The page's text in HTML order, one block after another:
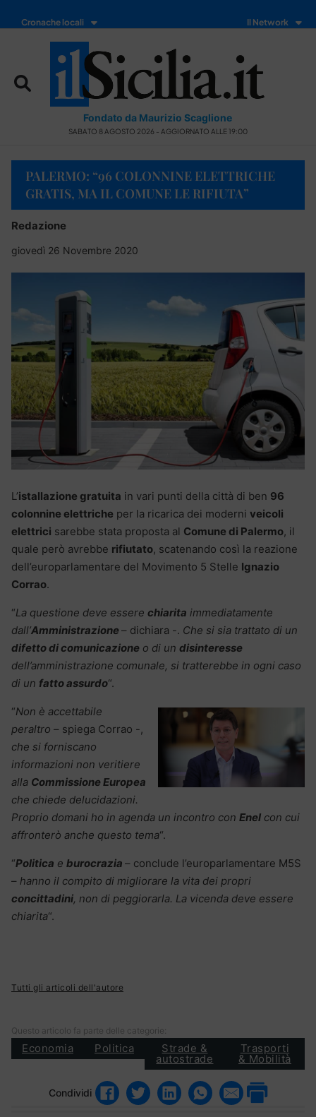
Cronache locali Il Network
Fondato da Maurizio Scaglione
SABATO 8 AGOSTO 2026 - AGGIORNATO ALLE 19:00
PALERMO: “96 COLONNINE ELETTRICHE
GRATIS, MA IL COMUNE LE RIFIUTA”
Redazione
giovedì 26 Novembre 2020
L’istallazione gratuita in vari punti della città di ben 96
colonnine elettriche per la ricarica dei moderni veicoli
elettrici sarebbe stata proposta al Comune di Palermo, il
quale però avrebbe rifiutato, scatenando così la reazione
dell’europarlamentare del Movimento 5 Stelle Ignazio
Corrao.
“La questione deve essere chiarita immediatamente
dall’Amministrazione– dichiara -. Che si sia trattato di un
difetto di comunicazione o di un disinteresse
dell’amministrazione comunale, si tratterebbe in ogni caso
di un fatto assurdo“.
“Non è accettabile
peraltro – spiega Corrao -,
che si forniscano
informazioni non veritiere
alla Commissione Europea
che chiede delucidazioni.
Proprio domani ho in agenda un incontro con Enel con cui
affronterò anche questo tema“.
“Politica e burocrazia – conclude l’europarlamentare M5S
– hanno il compito di migliorare la vita dei propri
concittadini, non di peggiorarla. La vicenda deve essere
chiarita“.
Tutti gli articoli dell'autore
Questo articolo fa parte delle categorie:
Economia Politica Strade &
autostrade
Trasporti
& Mobilità
Condividi